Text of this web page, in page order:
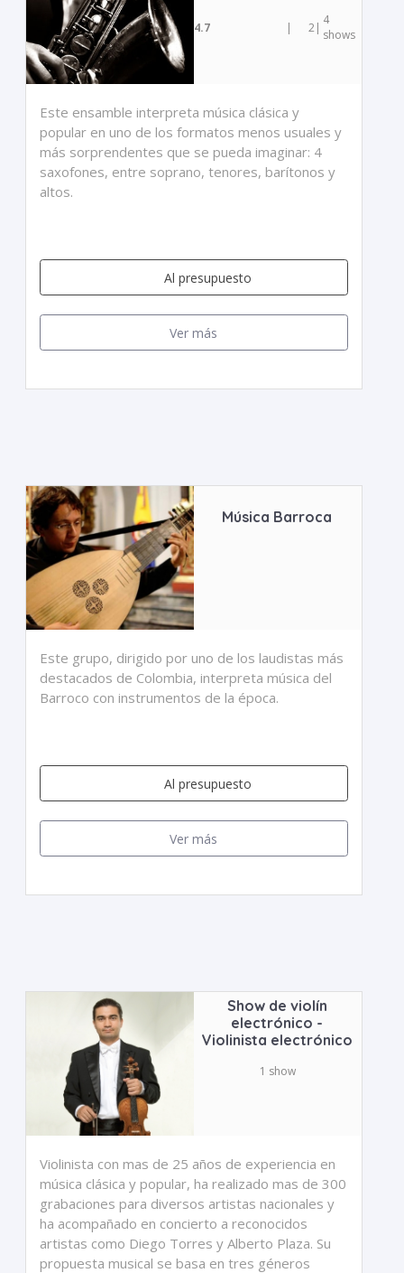
4.7 | 2| 4
shows
Este ensamble interpreta música clásica y
popular en uno de los formatos menos usuales y
más sorprendentes que se pueda imaginar: 4
saxofones, entre soprano, tenores, barítonos y
altos.
Al presupuesto
Ver más
Música Barroca
Este grupo, dirigido por uno de los laudistas más
destacados de Colombia, interpreta música del
Barroco con instrumentos de la época.
Al presupuesto
Ver más
Show de violín
electrónico -
Violinista electrónico
1 show
Violinista con mas de 25 años de experiencia en
música clásica y popular, ha realizado mas de 300
grabaciones para diversos artistas nacionales y
ha acompañado en concierto a reconocidos
artistas como Diego Torres y Alberto Plaza. Su
propuesta musical se basa en tres géneros